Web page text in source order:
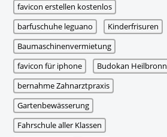
favicon erstellen kostenlos
barfuschuhe leguano
Kinderfrisuren
Baumaschinenvermietung
favicon für iphone
Budokan Heilbronn
bernahme Zahnarztpraxis
Gartenbewässerung
Fahrschule aller Klassen